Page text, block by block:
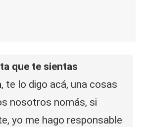
que te sientas
, te lo digo acá, una cosas
nosotros nomás, si
yo me hago responsable